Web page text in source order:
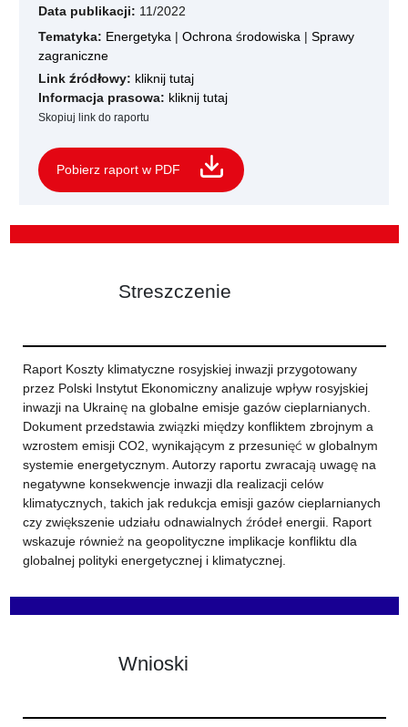
Data publikacji: 11/2022
Tematyka: Energetyka | Ochrona środowiska | Sprawy
zagraniczne
Link źródłowy: kliknij tutaj
Informacja prasowa: kliknij tutaj
Skopiuj link do raportu
Pobierz raport w PDF
Streszczenie
Raport Koszty klimatyczne rosyjskiej inwazji przygotowany
przez Polski Instytut Ekonomiczny analizuje wpływ rosyjskiej
inwazji na Ukrainę na globalne emisje gazów cieplarnianych.
Dokument przedstawia związki między konfliktem zbrojnym a
wzrostem emisji CO2, wynikającym z przesunięć w globalnym
systemie energetycznym. Autorzy raportu zwracają uwagę na
negatywne konsekwencje inwazji dla realizacji celów
klimatycznych, takich jak redukcja emisji gazów cieplarnianych
czy zwiększenie udziału odnawialnych źródeł energii. Raport
wskazuje również na geopolityczne implikacje konfliktu dla
globalnej polityki energetycznej i klimatycznej.
Wnioski